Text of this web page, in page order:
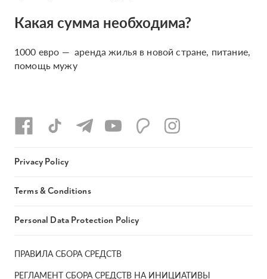
Какая сумма необходима?
1000 евро — аренда жилья в новой стране, питание,
помощь мужу
ПРАВИЛА СБОРА СРЕДСТВ
РЕГЛАМЕНТ СБОРА СРЕДСТВ НА ИНИЦИАТИВЫ
Privacy Policy
Terms & Conditions
Personal Data Protection Policy